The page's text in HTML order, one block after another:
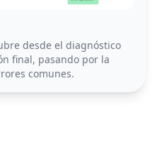
desde el diagnóstico
final, pasando por la
comunes.